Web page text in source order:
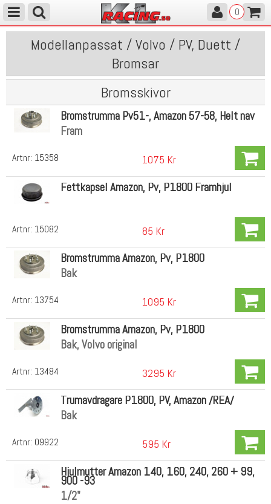
0
Modellanpassat / Volvo / PV, Duett /
Bromsar
Bromsskivor
Artnr: 15358
Bromstrumma Pv51-, Amazon 57-58, Helt nav
Fram
1075 Kr
Artnr: 15082
Fettkapsel Amazon, Pv, P1800 Framhjul
85 Kr
Artnr: 13754
Bromstrumma Amazon, Pv, P1800
Bak
1095 Kr
Artnr: 13484
Bromstrumma Amazon, Pv, P1800
Bak, Volvo original
3295 Kr
Artnr: 09922
Trumavdragare P1800, PV, Amazon /REA/
Bak
595 Kr
Hjulmutter Amazon 140, 160, 240, 260 + 99,
900 -93
1/2"